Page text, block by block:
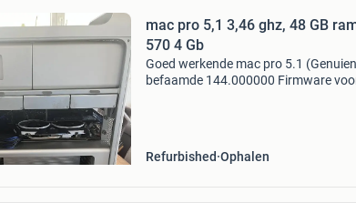
mac pro 5,1 3,46 ghz, 48 GB
570 4 Gb
Goed werkende mac pro 5.1
befaamde 144.000000 Firmware
Refurbished Ophalen